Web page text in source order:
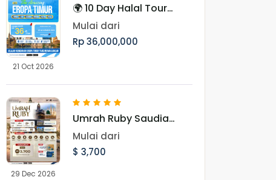
21 Oct 2026
🌍 10 Day Halal Tour
Eropa Timur Periode
Oktober & November
Mulai dari
Rp 36,000,000
29 Dec 2026
Umrah Ruby Saudia
Airlines Landing
Madinah 29 Desember
2026
Mulai dari
$ 3,700